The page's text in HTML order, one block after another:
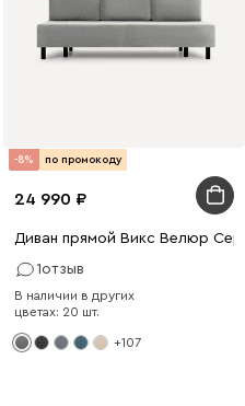
-8% по промокоду
24 990
Диван прямой Викс Велюр
1отзыв
В наличии в других
цветах: 20 шт.
+107